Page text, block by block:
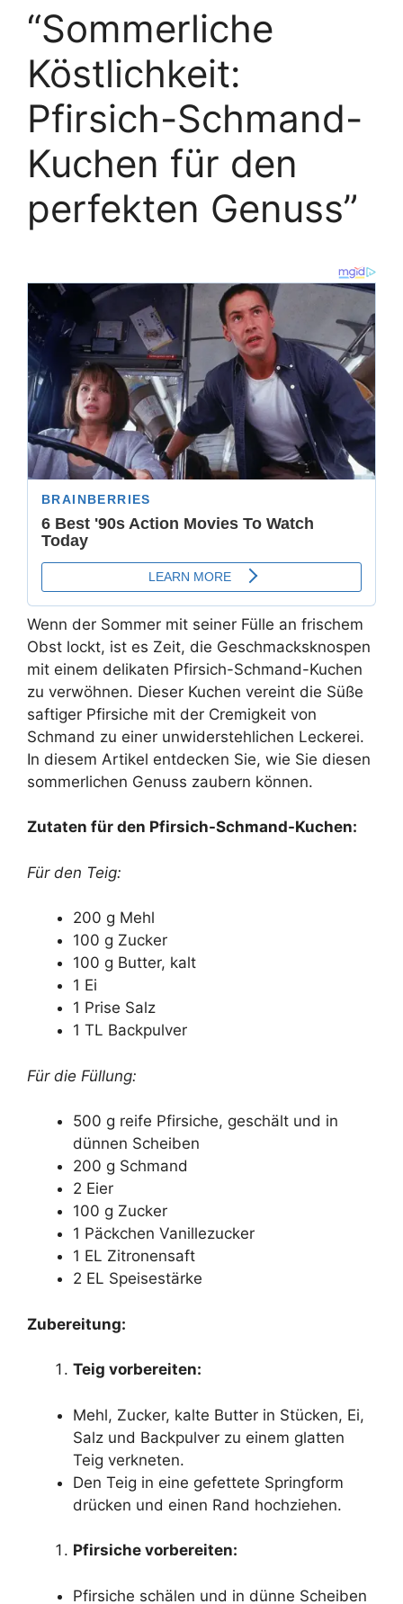
“Sommerliche
Köstlichkeit:
Pfirsich-Schmand-
Kuchen für den
perfekten Genuss”
Wenn der Sommer mit seiner Fülle an frischem
Obst lockt, ist es Zeit, die Geschmacksknospen
mit einem delikaten Pfirsich-Schmand-Kuchen
zu verwöhnen. Dieser Kuchen vereint die Süße
saftiger Pfirsiche mit der Cremigkeit von
Schmand zu einer unwiderstehlichen Leckerei.
In diesem Artikel entdecken Sie, wie Sie diesen
sommerlichen Genuss zaubern können.
Zutaten für den Pfirsich-Schmand-Kuchen:
Für den Teig:
200 g Mehl
100 g Zucker
100 g Butter, kalt
1 Ei
1 Prise Salz
1 TL Backpulver
Für die Füllung:
500 g reife Pfirsiche, geschält und in
dünnen Scheiben
200 g Schmand
2 Eier
100 g Zucker
1 Päckchen Vanillezucker
1 EL Zitronensaft
2 EL Speisestärke
Zubereitung:
Teig vorbereiten:
Mehl, Zucker, kalte Butter in Stücken, Ei,
Salz und Backpulver zu einem glatten
Teig verkneten.
Den Teig in eine gefettete Springform
drücken und einen Rand hochziehen.
Pfirsiche vorbereiten:
Pfirsiche schälen und in dünne Scheiben